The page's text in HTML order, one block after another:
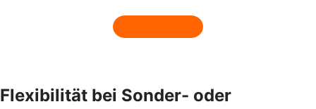
Flexibilität bei Sonder- oder